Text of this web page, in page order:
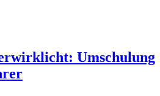
Umschulung